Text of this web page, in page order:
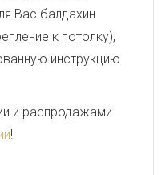
Вас балдахин
к потолку),
инструкцию
и распродажами
!